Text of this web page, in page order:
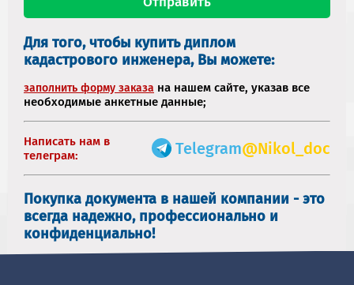
Для того, чтобы купить диплом
кадастрового инженера, Вы можете:
заполнить форму заказа на нашем сайте, указав все
необходимые анкетные данные;
Написать нам в
телеграм:
Telegram@Nikol_doc
Покупка документа в нашей компании - это
всегда надежно, профессионально и
конфиденциально!